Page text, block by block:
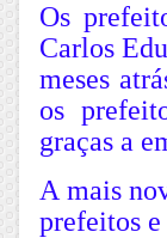
Os
Carlos
meses
os
graças a
A mais
prefeitos